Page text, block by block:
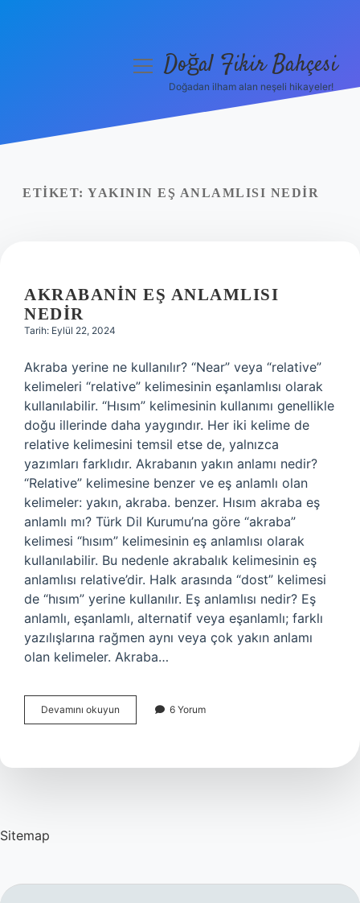
Yasal Uyarı
menüyüDoğal Fikir Bahçesi
Doğadan ilham alan neşeli hikayeler!
ETIKET: YAKININ EŞ ANLAMLISI NEDIR
AKRABANIN EŞ ANLAMLISI
NEDIR
Tarih: Eylül 22, 2024
Akraba yerine ne kullanılır? “Near” veya “relative”
kelimeleri “relative” kelimesinin eşanlamlısı olarak
kullanılabilir. “Hısım” kelimesinin kullanımı genellikle
doğu illerinde daha yaygındır. Her iki kelime de
relative kelimesini temsil etse de, yalnızca
yazımları farklıdır. Akrabanın yakın anlamı nedir?
“Relative” kelimesine benzer ve eş anlamlı olan
kelimeler: yakın, akraba. benzer. Hısım akraba eş
anlamlı mı? Türk Dil Kurumu’na göre “akraba”
kelimesi “hısım” kelimesinin eş anlamlısı olarak
kullanılabilir. Bu nedenle akrabalık kelimesinin eş
anlamlısı relative’dir. Halk arasında “dost” kelimesi
de “hısım” yerine kullanılır. Eş anlamlısı nedir? Eş
anlamlı, eşanlamlı, alternatif veya eşanlamlı; farklı
yazılışlarına rağmen aynı veya çok yakın anlamı
olan kelimeler. Akraba…
Devamını okuyun Akrabanin
Eş
6 Yorum
Sitemap